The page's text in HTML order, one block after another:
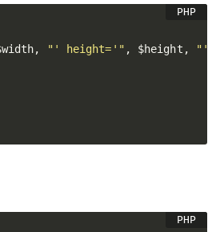
, "' height='" , $height , "'>"